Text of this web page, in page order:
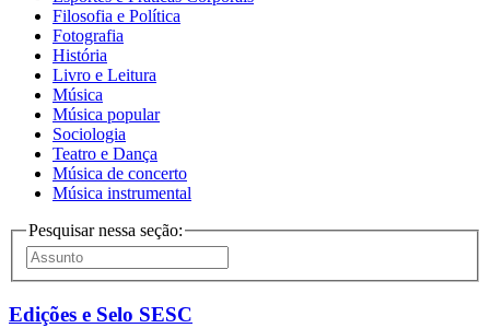
Filosofia e Política
Fotografia
História
Livro e Leitura
Música
Música popular
Sociologia
Teatro e Dança
Música de concerto
Música instrumental
Pesquisar nessa seção:
Edições e Selo SESC